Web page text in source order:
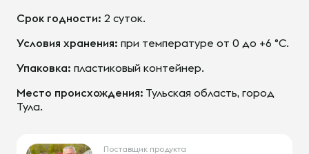
Срок годности: 2 суток.
Условия хранения: при температуре от 0 до +6 °С.
Упаковка: пластиковый контейнер.
Место происхождения: Тульская область, город
Тула.
Поставщик продукта